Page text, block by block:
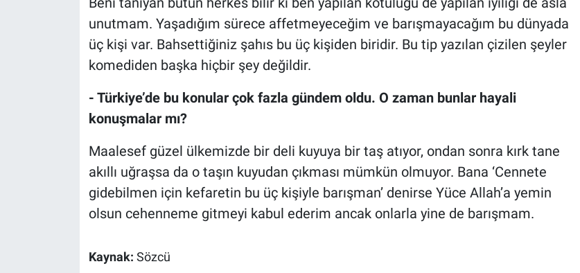
unutmam. Yaşadığım sürece affetmeyeceğim ve barışmayacağım bu dünyada
üç kişi var. Bahsettiğiniz şahıs bu üç kişiden biridir. Bu tip yazılan çizilen şeyler
komediden başka hiçbir şey değildir.
- Türkiye’de bu konular çok fazla gündem oldu. O zaman bunlar hayali
konuşmalar mı?
Maalesef güzel ülkemizde bir deli kuyuya bir taş atıyor, ondan sonra kırk tane
akıllı uğraşsa da o taşın kuyudan çıkması mümkün olmuyor. Bana ‘Cennete
gidebilmen için kefaretin bu üç kişiyle barışman’ denirse Yüce Allah’a yemin
olsun cehenneme gitmeyi kabul ederim ancak onlarla yine de barışmam.
Kaynak: Sözcü